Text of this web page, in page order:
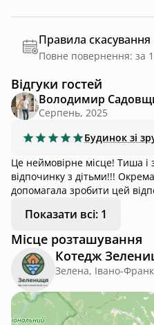
Правила скасування
Відгуки гостей
Володимир
Серпень, 2025
Будинок зі
Це неймовірне місце! Тиша і
відпочинку з дітьми!!!
допомагала зробити цей
Показати всі: 1
Місце розташування
Котедж
Зелена, Івано-